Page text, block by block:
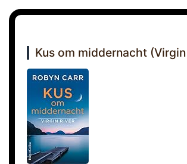
Kus om middernacht